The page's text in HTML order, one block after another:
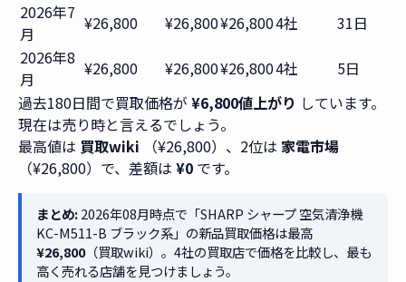
2026年7
月
¥26,800 ¥26,800¥26,8004社
31日
2026年8
月
¥26,800 ¥26,800¥26,8004社
5日
過去180日間で買取価格が ¥6,800値上がり しています。
現在は売り時と言えるでしょう。
最高値は 買取wiki （¥26,800）、2位は 家電市場
（¥26,800）で、差額は ¥0 です。
まとめ:2026年08月時点で「SHARP シャープ 空気清浄機
KC-M511-B ブラック系」の新品買取価格は最高
¥26,800（買取wiki）。4社の買取店で価格を比較し、最も
高く売れる店舗を見つけましょう。